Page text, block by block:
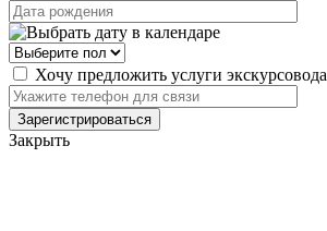
Хочу предложить услуги экскурсовода
Закрыть